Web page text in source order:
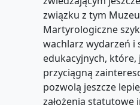
związku z tym
Martyrologiczne
wachlarz wydarzeń i
edukacyjnych, które,
przyciągną
pozwolą jeszcze
założenia statutowe